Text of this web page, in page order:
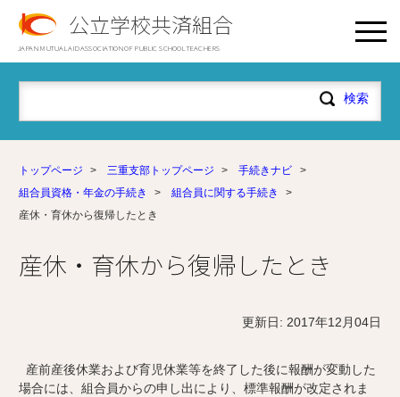
公立学校共済組合
JAPAN MUTUAL AID ASSOCIATION OF PUBLIC SCHOOL TEACHERS
トップページ > 三重支部トップページ > 手続きナビ
>
組合員資格・年金の手続き
> 組合員に関する手続き
>
産休・育休から復帰したとき
産休・育休から復帰したとき
更新日: 2017年12月04日
産前産後休業および育児休業等を終了した後に報酬が変動した
場合には、組合員からの申し出により、標準報酬が改定されま